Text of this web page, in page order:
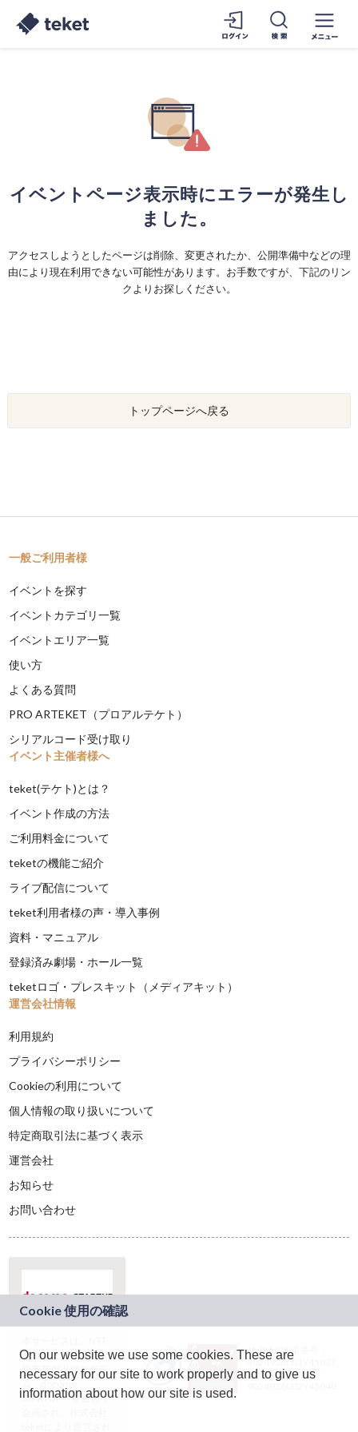
イベントページ表示時にエラーが発生し
ました。
アクセスしようとしたページは削除、変更されたか、公開準備中などの理
由により現在利用できない可能性があります。お手数ですが、下記のリン
クよりお探しください。
トップページへ戻る
一般ご利用者様
イベントを探す
イベントカテゴリ一覧
イベントエリア一覧
使い方
よくある質問
PRO ARTEKET（プロアルテケト）
シリアルコード受け取り
イベント主催者様へ
teket(テケト)とは？
イベント作成の方法
ご利用料金について
teketの機能ご紹介
ライブ配信について
teket利用者様の声・導入事例
資料・マニュアル
登録済み劇場・ホール一覧
teketロゴ・プレスキット（メディアキット）
運営会社情報
利用規約
プライバシーポリシー
Cookieの利用について
個人情報の取り扱いについて
特定商取引法に基づく表示
運営会社
お知らせ
お問い合わせ
ドコモグループの新
規事業創出プログラ
ム「docomo
STARTUP」を通じて
JASRAC許諾番号：
9024936001Y45037
JASRAC許諾番号：
On our website we use some cookies. These are
necessary for our site to work properly and to give us
information about how our site is used.